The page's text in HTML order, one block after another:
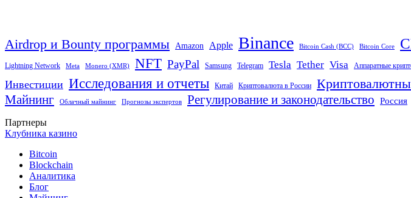
Airdrop и Bounty программы Amazon Apple Binance Bitcoin Cash (BCC) Bitcoin Core
Lightning Network Meta Monero (XMR) NFT PayPal Samsung Telegram Tesla Tether Visa Аппаратные
Инвестиции Исследования и отчеты Китай Криптовалюта в России
Майнинг Облачный майнинг Прогнозы экспертов Регулирование и законодательство Россия
Партнеры
Клубника казино
Bitcoin
Blockchain
Аналитика
Блог